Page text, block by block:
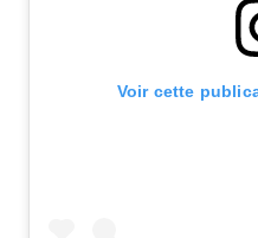
Voir cette